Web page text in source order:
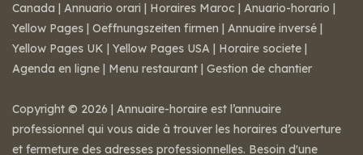
Canada | Annuario orari | Horaires Maroc | Anuario-horario |
Yellow Pages | Oeffnungszeiten firmen | Annuaire inversé |
Yellow Pages UK | Yellow Pages USA | Horaire societe |
Agenda en ligne | Menu restaurant | Gestion de chantier
Copyright © 2026 | Annuaire-horaire est l’annuaire
professionnel qui vous aide à trouver les horaires d’ouverture
et fermeture des adresses professionnelles. Besoin d'une